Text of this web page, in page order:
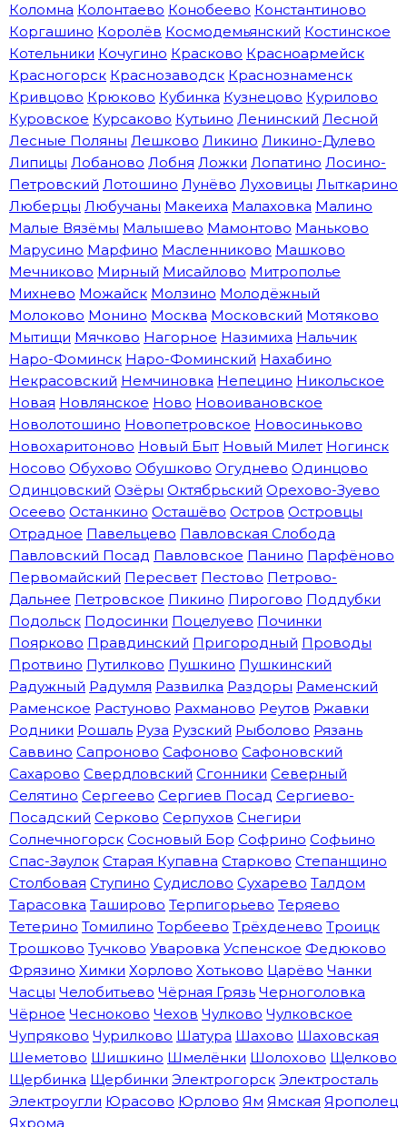
Коломна Колонтаево Конобеево Константиново
Коргашино Королёв Космодемьянский Костинское
Котельники Кочугино Красково Красноармейск
Красногорск Краснозаводск Краснознаменск
Кривцово Крюково Кубинка Кузнецово Курилово
Куровское Курсаково Кутьино Ленинский Лесной
Лесные Поляны Лешково Ликино Ликино-Дулево
Липицы Лобаново Лобня Ложки Лопатино Лосино-
Петровский Лотошино Лунёво Луховицы Лыткарино
Люберцы Любучаны Макеиха Малаховка Малино
Малые Вязёмы Малышево Мамонтово Маньково
Марусино Марфино Масленниково Машково
Мечниково Мирный Мисайлово Митрополье
Михнево Можайск Молзино Молодёжный
Молоково Монино Москва Московский Мотяково
Мытищи Мячково Нагорное Назимиха Нальчик
Наро-Фоминск Наро-Фоминский Нахабино
Некрасовский Немчиновка Непецино Никольское
Новая Новлянское Ново Новоивановское
Новолотошино Новопетровское Новосиньково
Новохаритоново Новый Быт Новый Милет Ногинск
Носово Обухово Обушково Огуднево Одинцово
Одинцовский Озёры Октябрьский Орехово-Зуево
Осеево Останкино Осташёво Остров Островцы
Отрадное Павельцево Павловская Слобода
Павловский Посад Павловское Панино Парфёново
Первомайский Пересвет Пестово Петрово-
Дальнее Петровское Пикино Пирогово Поддубки
Подольск Подосинки Поцелуево Починки
Поярково Правдинский Пригородный Проводы
Протвино Путилково Пушкино Пушкинский
Радужный Радумля Развилка Раздоры Раменский
Раменское Растуново Рахманово Реутов Ржавки
Родники Рошаль Руза Рузский Рыболово Рязань
Саввино Сапроново Сафоново Сафоновский
Сахарово Свердловский Сгонники Северный
Селятино Сергеево Сергиев Посад Сергиево-
Посадский Серково Серпухов Снегири
Солнечногорск Сосновый Бор Софрино Софьино
Спас-Заулок Старая Купавна Старково Степанщино
Столбовая Ступино Судислово Сухарево Талдом
Тарасовка Таширово Терпигорьево Теряево
Тетерино Томилино Торбеево Трёхденево Троицк
Трошково Тучково Уваровка Успенское Федюково
Фрязино Химки Хорлово Хотьково Царёво Чанки
Часцы Челобитьево Чёрная Грязь Черноголовка
Чёрное Чесноково Чехов Чулково Чулковское
Чупряково Чурилково Шатура Шахово Шаховская
Шеметово Шишкино Шмелёнки Шолохово Щелково
Щербинка Щербинки Электрогорск Электросталь
Электроугли Юрасово Юрлово Ям Ямская Ярополец
Яхрома